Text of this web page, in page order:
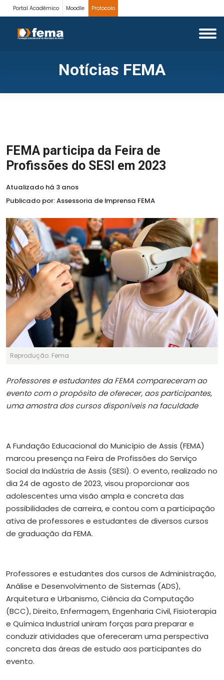
Portal Acadêmico Moodle Protocolo
Notícias FEMA
FEMA participa da Feira de
Profissões do SESI em 2023
Atualizado há 3 anos
Publicado por: Assessoria de Imprensa FEMA
Reprodução: Fema
Professores e estudantes da FEMA compareceram ao
evento com o propósito de oferecer, aos participantes,
uma amostra dos cursos disponíveis na faculdade
A Fundação Educacional do Município de Assis (FEMA)
marcou presença na Feira de Profissões do Serviço
Social da Indústria de Assis (SESI). O evento, realizado no
dia 24 de agosto de 2023, visou proporcionar aos
adolescentes uma visão ampla e concreta das
possibilidades de carreira, e contou com a participação
ativa de professores e estudantes de diversos cursos
de graduação da FEMA.
Professores e estudantes dos cursos de Administração,
Análise e Desenvolvimento de Sistemas (ADS),
Arquitetura e Urbanismo, Ciência da Computação
(BCC), Direito, Enfermagem, Engenharia Civil, Fisioterapia
e Química Industrial uniram forças para preparar e
conduzir atividades que ofereceram uma perspectiva
concreta das áreas de estudo aos participantes do
evento.